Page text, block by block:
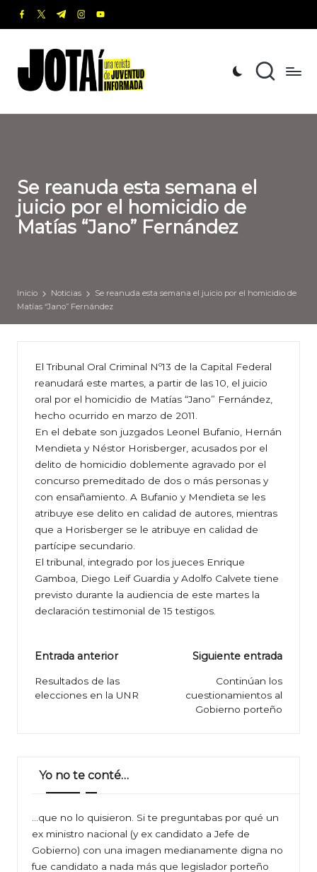
Saltar
contenido
facebook.com
twitter.com
t.me instagram.com
youtube.com
o
t
revista
de
Informada
Se reanuda esta semana el
juicio por el homicidio de
Matías “Jano” Fernández
Inicio Noticias
Se reanuda esta semana el juicio por el homicidio de
Matías “Jano” Fernández
El Tribunal Oral Criminal Nº13 de la Capital Federal
reanudará este martes, a partir de las 10, el juicio
oral por el homicidio de Matías “Jano” Fernández,
hecho ocurrido en marzo de 2011.
En el debate son juzgados Leonel Bufanio, Hernán
Mendieta y Néstor Horisberger, acusados por el
delito de homicidio doblemente agravado por el
concurso premeditado de dos o más personas y
con ensañamiento. A Bufanio y Mendieta se les
atribuye ese delito en calidad de autores, mientras
que a Horisberger se le atribuye en calidad de
partícipe secundario.
El tribunal, integrado por los jueces Enrique
Gamboa, Diego Leif Guardia y Adolfo Calvete tiene
previsto durante la audiencia de este martes la
declaración testimonial de 15 testigos.
Navegación
de
entradas
Entrada anterior
Resultados de las
elecciones en la UNR
Siguiente entrada
Continúan los
cuestionamientos al
Gobierno porteño
Yo no te conté…
…que no lo quisieron. Si te preguntabas por qué un
ex ministro nacional (y ex candidato a Jefe de
Gobierno) con una imagen medianamente digna no
fue candidato a nada más que legislador porteño